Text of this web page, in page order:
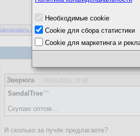
Цитировать для копирования | Ответы
Зверюга 10.04.2021, 20:40
SandalTree
Скупаю оптом...
И сколько за пучёк предлагаете?
Необходимые cookie
Cookie для сбора статистики
Cookie для маркетинга и